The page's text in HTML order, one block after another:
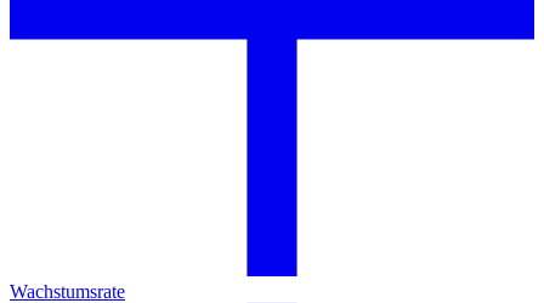
Wachstumsrate